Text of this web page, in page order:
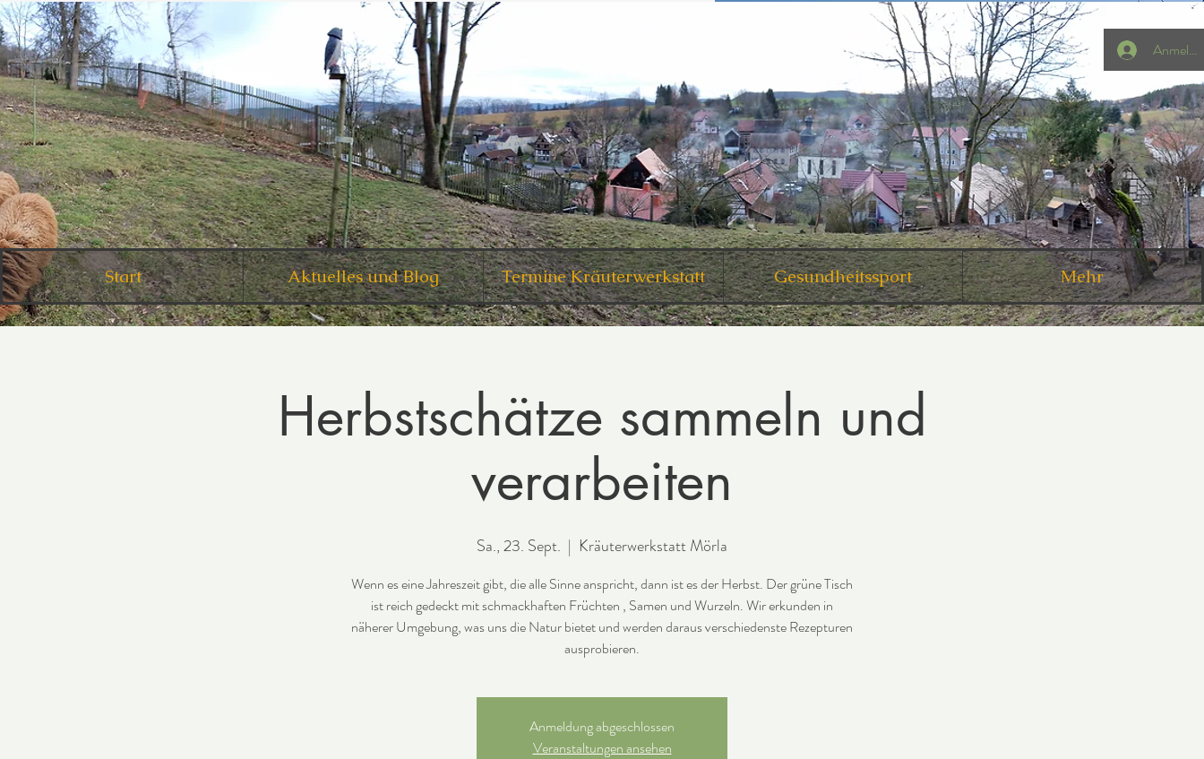
Start Aktuelles und Blog Termine Kräuterwerkstatt Gesundheitssport Mehr
Herbstschätze sammeln und
verarbeiten
Sa., 23. Sept.
  |
Kräuterwerkstatt Mörla
Wenn es eine Jahreszeit gibt, die alle Sinne anspricht, dann ist es der Herbst. Der grüne Tisch
ist reich gedeckt mit schmackhaften Früchten , Samen und Wurzeln. Wir erkunden in
näherer Umgebung, was uns die Natur bietet und werden daraus verschiedenste Rezepturen
ausprobieren.
Anmeldung abgeschlossen
Veranstaltungen ansehen